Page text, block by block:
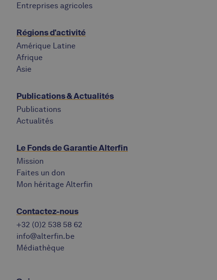
Entreprises agricoles
Régions d'activité
Amérique Latine
Afrique
Asie
Publications & Actualités
Publications
Actualités
Le Fonds de Garantie Alterfin
Mission
Faites un don
Mon héritage Alterfin
Contactez-nous
+32 (0)2 538 58 62
info@alterfin.be
Médiathèque